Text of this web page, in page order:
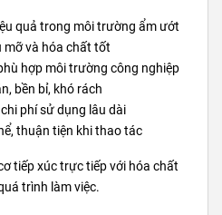
quả trong môi trường ẩm ướt
mỡ và hóa chất tốt
hợp môi trường công nghiệp
bền bỉ, khó rách
phí sử dụng lâu dài
thuận tiện khi thao tác
tiếp xúc trực tiếp với hóa chất
trình làm việc.